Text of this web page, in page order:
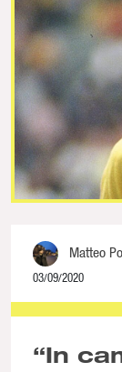
Matteo
03/09/2020
NaN% Complete
“In